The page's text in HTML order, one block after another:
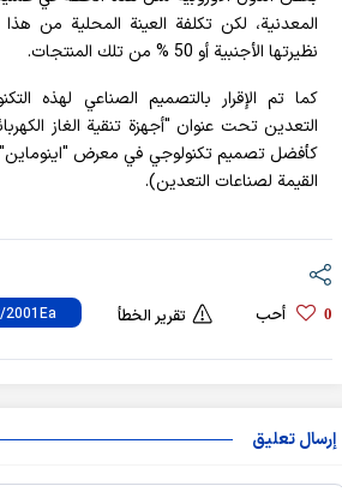
المعدنية، لكن تكلفة العينة المحلية من
نظيرتها الأجنبية أو 50 % من تلك المنتجات.
كما تم الإقرار بالتصميم الصناعي لهذه
التعدين تحت عنوان "أجهزة تنقية الغاز
كأفضل تصميم تكنولوجي في معرض "اینوماین"
القيمة لصناعات التعدين).
0 أحب تقرير الخطأ
إرسال تعليق